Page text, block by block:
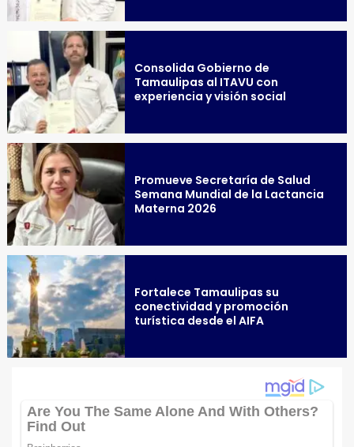
Consolida Gobierno de
Tamaulipas al ITAVU con
experiencia y visión social
Promueve Secretaría de Salud
Semana Mundial de la Lactancia
Materna 2026
Fortalece Tamaulipas su
conectividad y promoción
turística desde el AIFA